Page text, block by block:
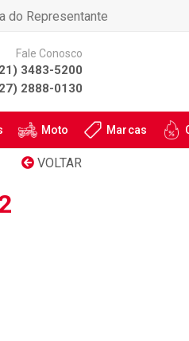
do Representante
Fale Conosco
3483-5200
2888-0130
Moto Marcas
VOLTAR